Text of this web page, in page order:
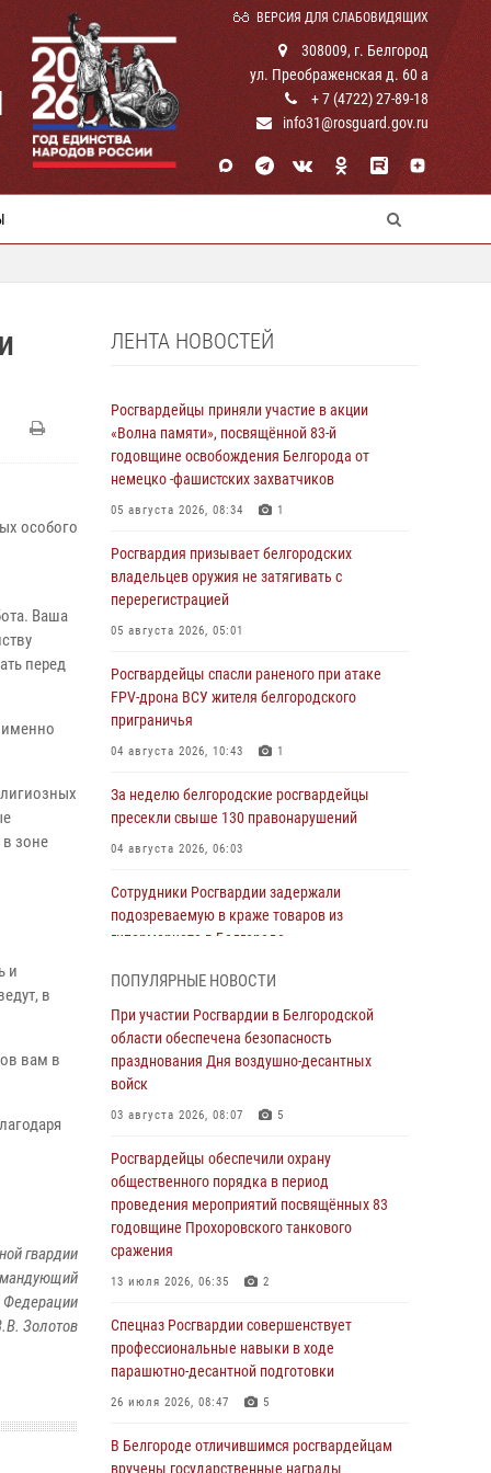
ВЕРСИЯ ДЛЯ СЛАБОВИДЯЩИХ
308009, г. Белгород
ул. Преображенская д. 60 а
+ 7 (4722) 27-89-18
info31@rosguard.gov.ru
особого
Ваша
перед
в зоне
и
в
вам в
гвардии
Федерации
Золотов
ЛЕНТА НОВОСТЕЙ
Росгвардейцы приняли участие в акции
«Волна памяти», посвящённой 83‑й
годовщине освобождения Белгорода от
немецко ‑фашистских захватчиков
05 августа 2026, 08:34 1
Росгвардия призывает белгородских
владельцев оружия не затягивать с
перерегистрацией
05 августа 2026, 05:01
Росгвардейцы спасли раненого при атаке
FPV-дрона ВСУ жителя белгородского
приграничья
04 августа 2026, 10:43 1
За неделю белгородские росгвардейцы
пресекли свыше 130 правонарушений
04 августа 2026, 06:03
Сотрудники Росгвардии задержали
подозреваемую в краже товаров из
гипермаркета в Белгороде
«Я расскажу вам о Герое»: история
подполковника милиции в отставке Виктора
Хайрулика (видео)
03 августа 2026, 10:37
участницами военно-исторических сборов
«Армата» в Белгородской области
03 августа 2026, 10:12 1
При участии Росгвардии в Белгородской
области обеспечена безопасность
войск
03 августа 2026, 08:07 5
«Росгвардия. Вехи истории»: специальные
послевоенные десятилетия (видео)
ПОПУЛЯРНЫЕ НОВОСТИ
При участии Росгвардии в Белгородской
области обеспечена безопасность
празднования Дня воздушно-десантных
войск
03 августа 2026, 08:07 5
Росгвардейцы обеспечили охрану
общественного порядка в период
проведения мероприятий посвящённых 83
годовщине Прохоровского танкового
сражения
13 июля 2026, 06:35 2
Спецназ Росгвардии совершенствует
профессиональные навыки в ходе
парашютно-десантной подготовки
26 июля 2026, 08:47 5
В Белгороде отличившимся росгвардейцам
вручены государственные награды